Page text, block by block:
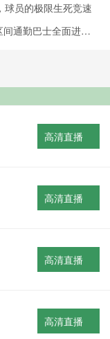
员的极限生死竞速
通勤巴士全面进入
高清直播
高清直播
高清直播
高清直播